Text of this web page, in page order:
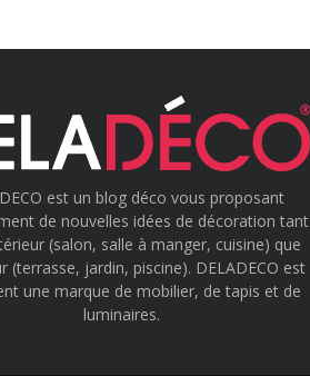
est un blog déco vous proposant
de nouvelles idées de décoration tant
(salon, salle à manger, cuisine) que
(terrasse, jardin, piscine). DELADECO est
une marque de mobilier, de tapis et de
luminaires.